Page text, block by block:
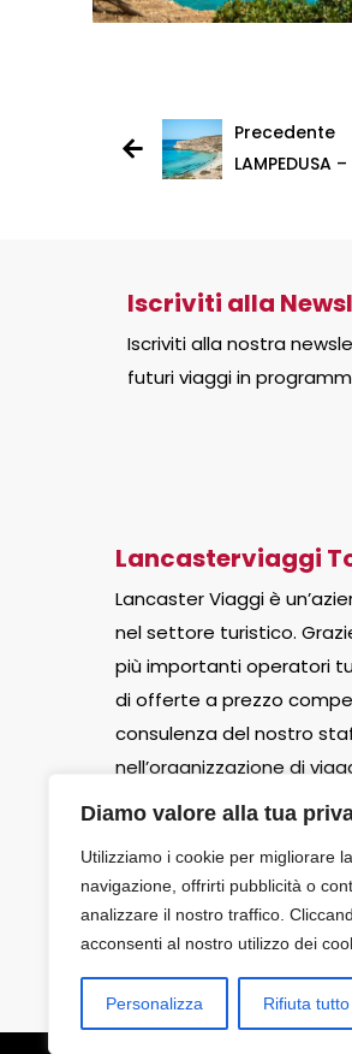
Diamo valore alla tua
Utilizziamo i cookie per migliorare
navigazione, offrirti pubblicità o
analizzare il nostro traffico.
acconsenti al nostro utilizzo dei
Personalizza Rifiuta tutto
Precedente
Lancasterviaggi
Lancaster Viaggi è
nel settore turistico.
più importanti operatori
di offerte a prezzo
consulenza del nostro
nell’organizzazione di
più adatta alle vostre
Chi Siamo
Iscriviti alla
Iscriviti alla nostra
futuri viaggi in